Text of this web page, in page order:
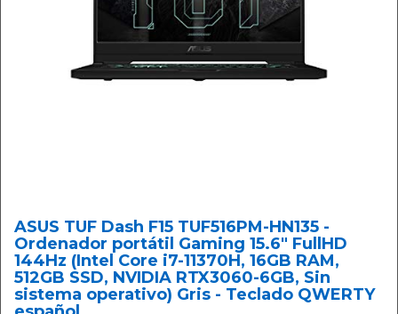
ASUS TUF Dash F15 TUF516PM-HN135 -
Ordenador portátil Gaming 15.6" FullHD
144Hz (Intel Core i7-11370H, 16GB RAM,
512GB SSD, NVIDIA RTX3060-6GB, Sin
sistema operativo) Gris - Teclado QWERTY